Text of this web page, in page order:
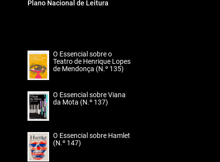
Plano Nacional de Leitura
O Essencial sobre o
Teatro de Henrique Lopes
de Mendonça (N.º 135)
O Essencial sobre Viana
da Mota (N.º 137)
O Essencial sobre Hamlet
(N.º 147)